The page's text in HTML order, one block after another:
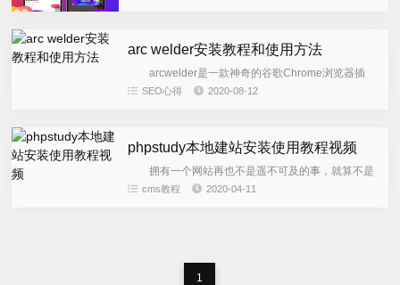
arc welder安装教程和使用方法
arcwelder是一款神奇的谷歌Chrome浏览器插
件，由谷歌官方出品。使用ARCWelder可以直接在电
SEO心得 2020-08-12
phpstudy本地建站安装使用教程视频
拥有一个网站再也不是遥不可及的事，就算不是
专业人士，也可以通过学习相关百度经验，而成功为
cms教程 2020-04-11
1